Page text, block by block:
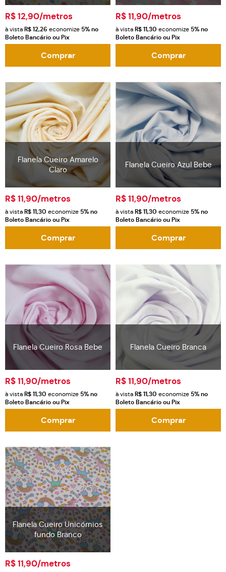
R$ 12,90/metros
à vista R$ 12,26 economize 5%no
Boleto Bancário ou Pix
Comprar
R$ 11,90/metros
à vista R$ 11,30 economize 5%no
Boleto Bancário ou Pix
Comprar
Flanela Cueiro Amarelo
Claro
R$ 11,90/metros
à vista R$ 11,30 economize 5%no
Boleto Bancário ou Pix
Comprar
Flanela Cueiro Azul Bebe
R$ 11,90/metros
à vista R$ 11,30 economize 5%no
Boleto Bancário ou Pix
Comprar
Flanela Cueiro Rosa Bebe
R$ 11,90/metros
à vista R$ 11,30 economize 5%no
Boleto Bancário ou Pix
Comprar
Flanela Cueiro Branca
R$ 11,90/metros
à vista R$ 11,30 economize 5%no
Boleto Bancário ou Pix
Comprar
Flanela Cueiro Unicórnios
fundo Branco
R$ 11,90/metros